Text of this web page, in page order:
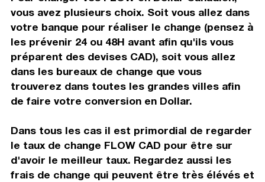
vous avez plusieurs choix. Soit vous allez dans
votre banque pour réaliser le change (pensez à
les prévenir 24 ou 48H avant afin qu'ils vous
préparent des devises CAD), soit vous allez
dans les bureaux de change que vous
trouverez dans toutes les grandes villes afin
de faire votre conversion en Dollar.
Dans tous les cas il est primordial de regarder
le taux de change FLOW CAD pour être sur
d'avoir le meilleur taux. Regardez aussi les
frais de change qui peuvent être très élévés et